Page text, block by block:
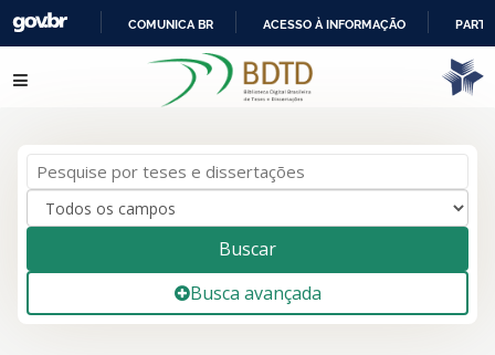
IR
PARA
COMUNICA BR ACESSO À INFORMAÇÃO
Pular para o conteúdo
Buscar
Busca avançada